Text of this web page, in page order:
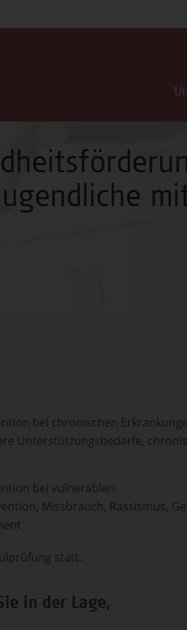
bei chronischen
Unterstützungsbedarfe,
bei vulnerablen
Missbrauch, Rassismus,
statt.
in der Lage,